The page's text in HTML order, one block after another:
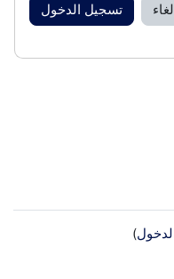
تسجيل الدخول
)